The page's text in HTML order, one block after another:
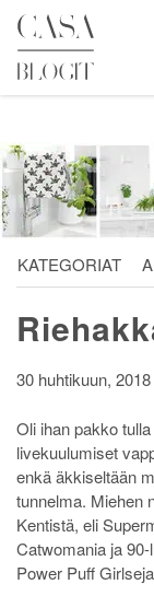
Skip
content
KATEGORIAT
30 huhtikuun, 2018
Oli ihan pakko
livekuulumiset
enkä äkkiseltään
tunnelma. Miehen
Kentistä, eli
Catwomania ja
Power Puff